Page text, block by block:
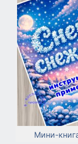
Мини-